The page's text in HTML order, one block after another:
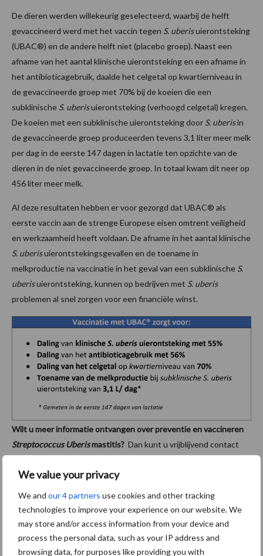
We value your privacy
We and our 4 partners use cookies and other tracking
technologies to improve your experience on our website. We
may store and/or access information from your device and
process the personal data, such as your IP address and
browsing data, for purposes like providing you with
De dieren werden willekeurig geselecteerd, waarbij de helft
gevaccineerd werd met het vaccin tegen S. uberisuierontsteking
(UBAC®) en de andere helft niet (placebo groep). Naast een
afname van het aantal klinische uierontsteking en een afname in
het antibioticagebruik, daalde het celgetal op kwartierniveau in
de gevaccineerde groep met 70% bij de koeien die een
subklinische S. uberisuierontsteking (verhoogd celgetal) kregen.
De koeien met een subklinische uierontsteking door S. uberisin
de gevaccineerde groep produceerden tevens 3,1 liter meer melk
per dag in de eerste 147 dagen in lactatie ten opzichte van de
dieren in de niet gevaccineerde groep. In totaal kwam dit neer op
456 liter meer melk.
Al deze resultaten hebben er voor gezorgd dat UBAC® als
eerste vaccin aan de strenge Europese eisen omtrent veiligheid
en werkzaamheid heeft voldaan. De afname in het aantal klinische
S. uberisuierontstekingsgevallen en de toename in
melkproductie na vaccinatie in het geval van een subklinische S.
uberisuierontsteking, kunnen op bedrijven met S. uberis
problemen al snel zorgen voor een financiële winst.
Wilt u meer informatie ontvangen over preventie en vaccineren
Streptococcus Uberismastitis? Dan kunt u vrijblijvend contact
3800 8533 (Nederland), Niels Groot Nibbelink (Zuid Nederland),
0165 of Anne-Lynn Geertshuis (Oost Nederland), 06-2046 9304.
Productkenmerken STARTVAC® / UBAC® klik hier